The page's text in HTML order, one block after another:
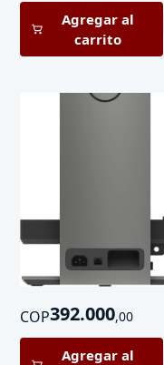
Agregar al
carrito
Soporte para CPU Dell
OSS17 Desk Stand
Negro/Gris
COP392.000,00
Agregar al